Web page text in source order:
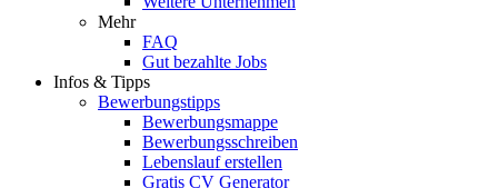
Mehr
FAQ
Gut bezahlte Jobs
Infos & Tipps
Bewerbungstipps
Bewerbungsmappe
Bewerbungsschreiben
Lebenslauf erstellen
Gratis CV Generator